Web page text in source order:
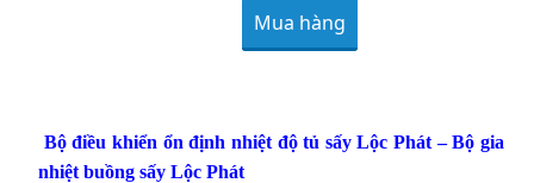
Mua hàng
Bộ điều khiển ổn định nhiệt độ tủ sấy Lộc Phát – Bộ gia
nhiệt buồng sấy Lộc Phát